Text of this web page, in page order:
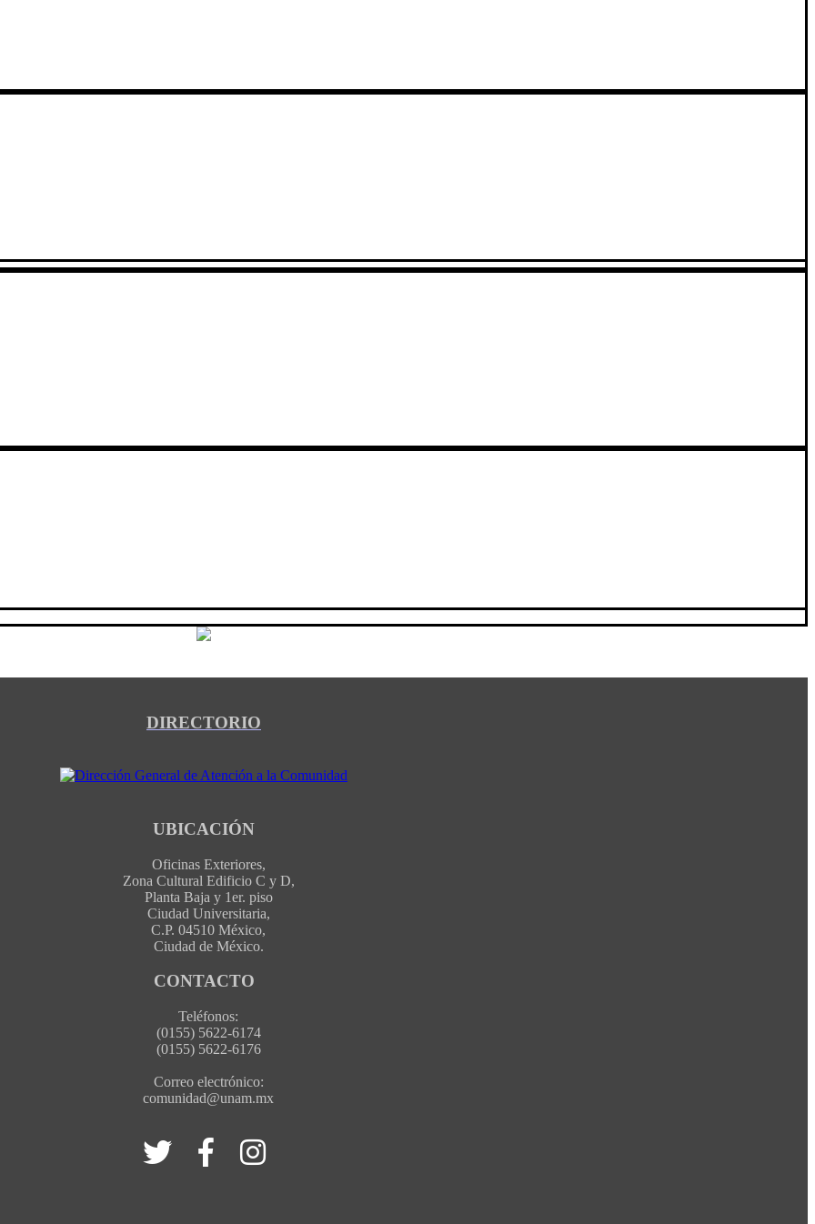
DIRECTORIO
UBICACIÓN
Oficinas Exteriores,
Zona Cultural Edificio C y D,
Planta Baja y 1er. piso
Ciudad Universitaria,
C.P. 04510 México,
Ciudad de México.
CONTACTO
Teléfonos:
(0155) 5622-6174
(0155) 5622-6176
Correo electrónico:
comunidad@unam.mx